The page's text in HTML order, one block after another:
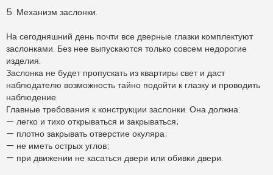
5. Механизм заслонки.
На сегодняшний день почти все дверные глазки комплектуют
заслонками. Без нее выпускаются только совсем недорогие
изделия.
Заслонка не будет пропускать из квартиры свет и даст
наблюдателю возможность тайно подойти к глазку и проводить
наблюдение.
Главные требования к конструкции заслонки. Она должна:
— легко и тихо открываться и закрываться;
— плотно закрывать отверстие окуляра;
— не иметь острых углов;
— при движении не касаться двери или обивки двери.